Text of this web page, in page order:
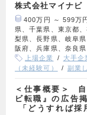
株式会社マイナビ
400万円 ～ 599万
県、千葉県、東京都
梨県、長野県、岐阜
阪府、兵庫県、奈良
上場企業
大手企
（未経験可）
副業
＜仕事概要＞
ビ転職』の広告
「どうすれば